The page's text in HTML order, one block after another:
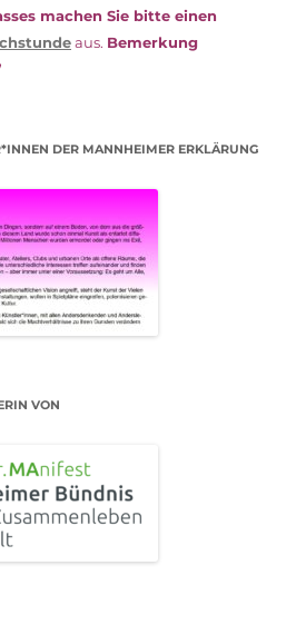
machen Sie bitte einen
aus. Bemerkung
DER MANNHEIMER ERKLÄRUNG
VON